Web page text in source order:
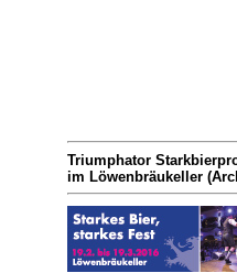
Triumphator
im Löwenbräukeller